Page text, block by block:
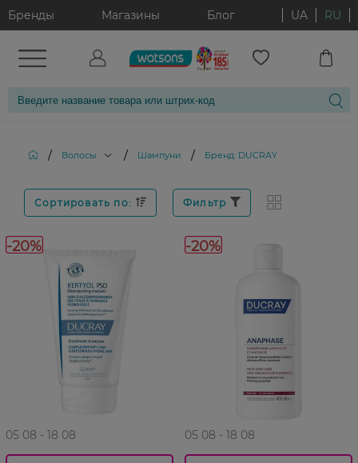
Бренды Магазины Блог UA RU
/ Волосы / Шампуни / Бренд: DUCRAY
Сортировать по: Фильтр
-20%
05 08 - 18 08
-20%
05 08 - 18 08